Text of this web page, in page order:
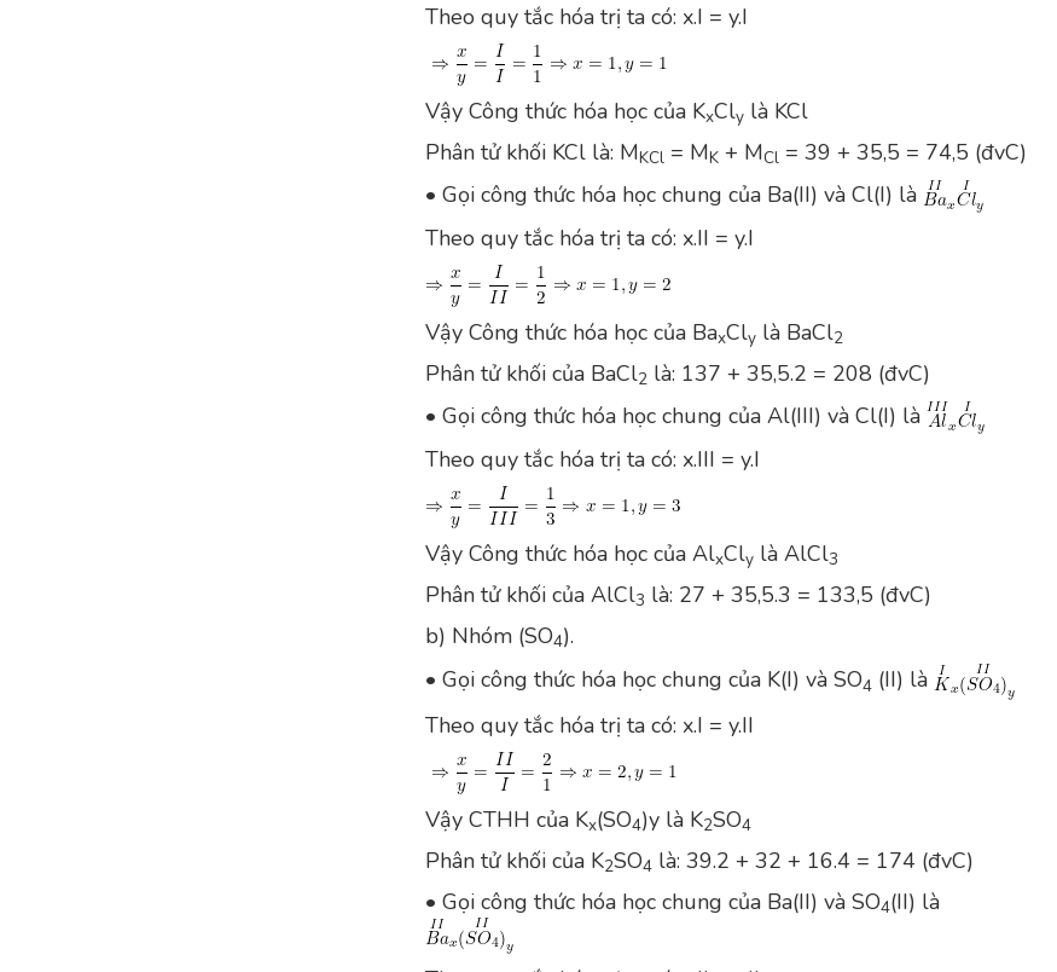
Theo quy tắc hóa trị ta có: x.I = y.I
Vậy Công thức hóa học của KxCly là KCl
Phân tử khối KCl là: MKCl = MK + MCl = 39 + 35,5 = 74,5 (đvC)
• Gọi công thức hóa học chung của Ba(II) và Cl(I) là
Theo quy tắc hóa trị ta có: x.II = y.I
Vậy Công thức hóa học của BaxCly là BaCl2
Phân tử khối của BaCl2 là: 137 + 35,5.2 = 208 (đvC)
• Gọi công thức hóa học chung của Al(III) và Cl(I) là
Theo quy tắc hóa trị ta có: x.III = y.I
Vậy Công thức hóa học của AlxCly là AlCl3
Phân tử khối của AlCl3 là: 27 + 35,5.3 = 133,5 (đvC)
b) Nhóm (SO4).
• Gọi công thức hóa học chung của K(I) và SO4 (II) là
Theo quy tắc hóa trị ta có: x.I = y.II
Vậy CTHH của Kx(SO4)y là K2SO4
Phân tử khối của K2SO4 là: 39.2 + 32 + 16.4 = 174 (đvC)
• Gọi công thức hóa học chung của Ba(II) và SO4(II) là